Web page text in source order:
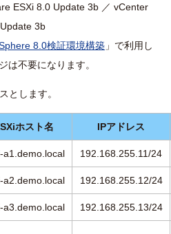
ESXi 8.0 Update 3b ／ vCenter
3b
8.0検証環境構築 」で利用し
は不要になります。
とします。
ホスト名 IPアドレス
a1.demo.local 192.168.255.11/24
a2.demo.local 192.168.255.12/24
a3.demo.local 192.168.255.13/24